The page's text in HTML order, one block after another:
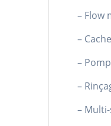
– Flow
–
–
–
–